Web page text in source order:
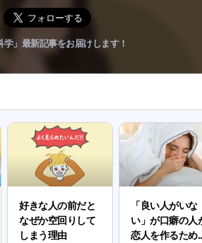
学」最新記事をお届けします！
好きな人の前だと
なぜか空回りして
しまう理由
「良い人がいな
い」が口癖の人
恋人を作るため